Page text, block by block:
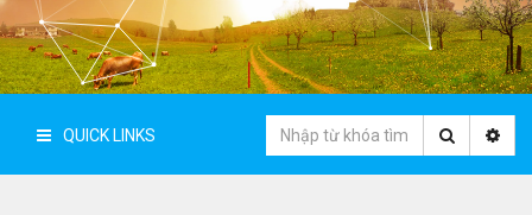
QUICK LINKS